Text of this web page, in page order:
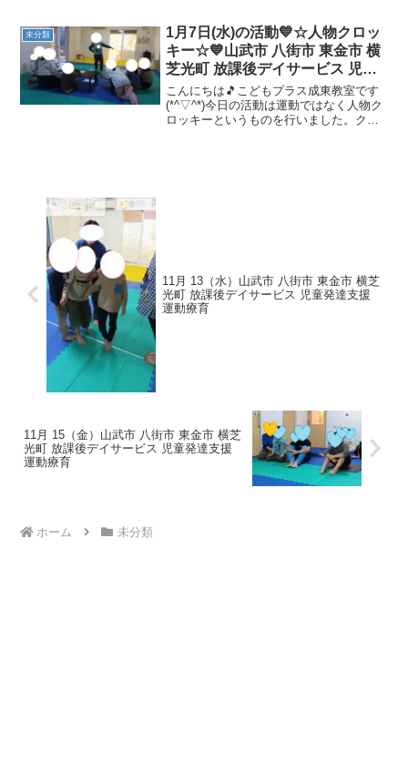
未分類
1月7日(水)の活動💙☆人物クロッ
キー☆💙山武市 八街市 東金市 横
芝光町 放課後デイサービス 児童
発達支援 運動療育
こんにちは🎵こどもプラス成東教室です
(*^▽^*)今日の活動は運動ではなく人物ク
ロッキーというものを行いました。クロ
11月 13（水）山武市 八街市 東金市 横芝
光町 放課後デイサービス 児童発達支援
運動療育
11月 15（金）山武市 八街市 東金市 横芝
光町 放課後デイサービス 児童発達支援
運動療育
ホーム 未分類